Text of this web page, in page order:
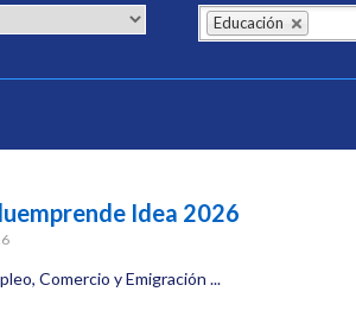
Educación
Idea 2026
Comercio y Emigración ...